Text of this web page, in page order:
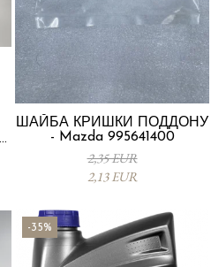
ШАЙБА КРИШКИ ПОДДОНУ
- Mazda 995641400
2,35 EUR
2,13 EUR
-35%